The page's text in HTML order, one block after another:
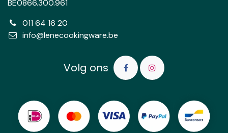
BE0866.300.961
011 64 16 20
info@lenecookingware.be
Volg ons